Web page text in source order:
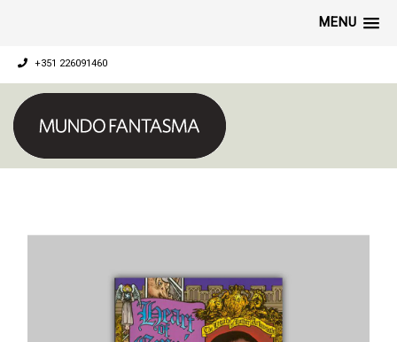
MENU
+351 226091460